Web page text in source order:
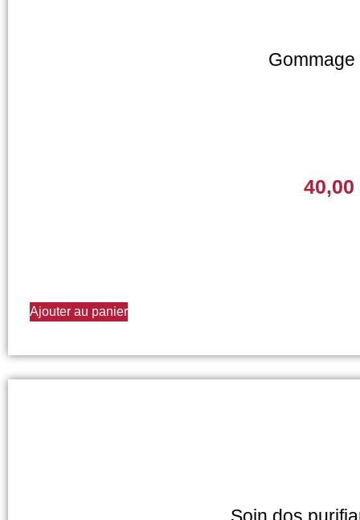
40,00
Ajouter au panier
Soin dos